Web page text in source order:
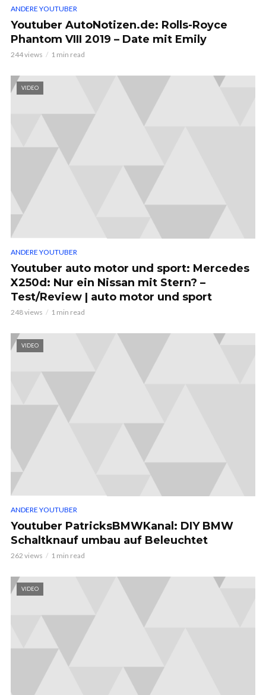
ANDERE YOUTUBER
Youtuber AutoNotizen.de: Rolls-Royce
Phantom VIII 2019 – Date mit Emily
244 views 1 min read
VIDEO
ANDERE YOUTUBER
Youtuber auto motor und sport: Mercedes
X250d: Nur ein Nissan mit Stern? –
Test/Review | auto motor und sport
248 views 1 min read
VIDEO
ANDERE YOUTUBER
Youtuber PatricksBMWKanal: DIY BMW
Schaltknauf umbau auf Beleuchtet
262 views 1 min read
VIDEO